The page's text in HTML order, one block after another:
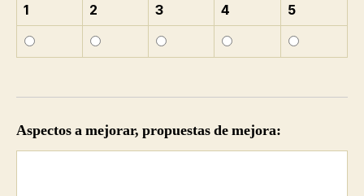
1 2 3 4 5
Aspectos a mejorar, propuestas de mejora: